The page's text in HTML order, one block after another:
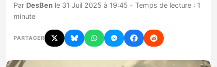
Hardware
Mises à jour
Chiffres de ventes
Par DesBen le 31 Juil 2025 à 19:45 - Temps de lecture : 1
minute
PARTAGER